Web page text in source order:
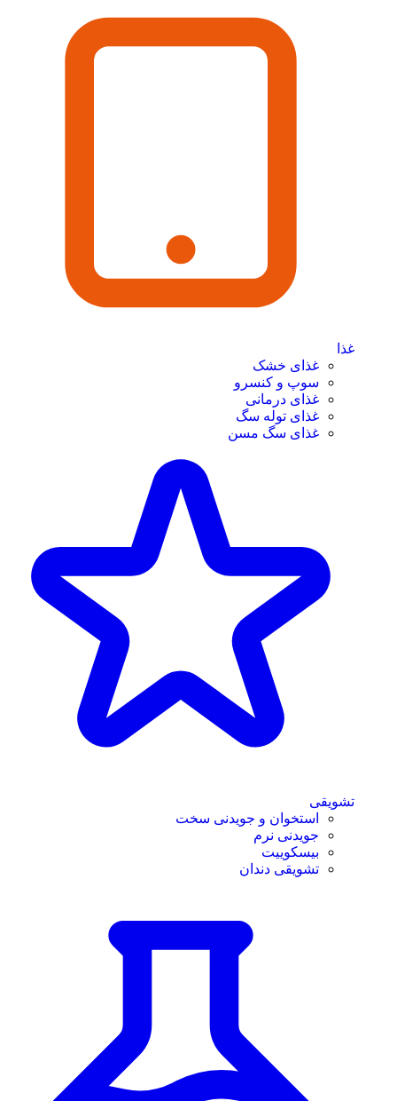
غذا
غذای خشک
سوپ و کنسرو
غذای درمانی
غذای توله سگ
غذای سگ مسن
تشویقی
استخوان و جویدنی سخت
جویدنی نرم
بیسکوییت
تشویقی دندان